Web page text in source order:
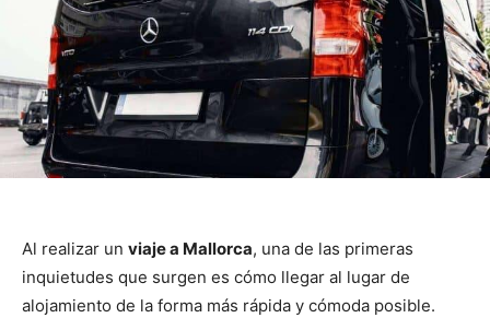
Al realizar un viaje a Mallorca, una de las primeras
inquietudes que surgen es cómo llegar al lugar de
alojamiento de la forma más rápida y cómoda posible.